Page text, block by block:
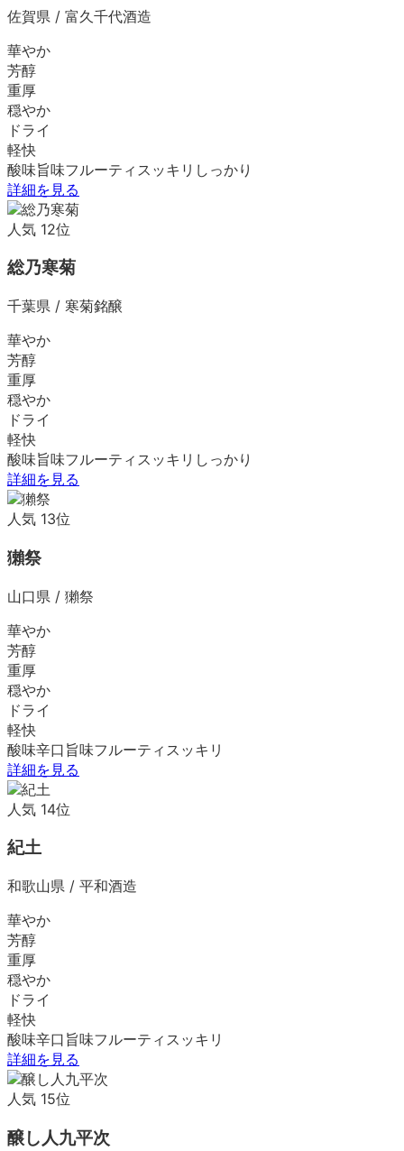
佐賀県 / 富久千代酒造
華やか
芳醇
重厚
穏やか
ドライ
軽快
酸味旨味フルーティ スッキリ しっかり
詳細を見る
人気 12位
総乃寒菊
千葉県 / 寒菊銘醸
華やか
芳醇
重厚
穏やか
ドライ
軽快
酸味旨味フルーティ スッキリ しっかり
詳細を見る
人気 13位
獺祭
山口県 / 獺祭
華やか
芳醇
重厚
穏やか
ドライ
軽快
酸味辛口 旨味フルーティ スッキリ
詳細を見る
人気 14位
紀土
和歌山県 / 平和酒造
華やか
芳醇
重厚
穏やか
ドライ
軽快
酸味辛口 旨味フルーティ スッキリ
詳細を見る
人気 15位
醸し人九平次